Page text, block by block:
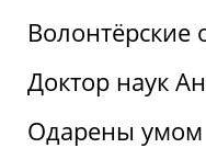
Доктор наук
Одарены